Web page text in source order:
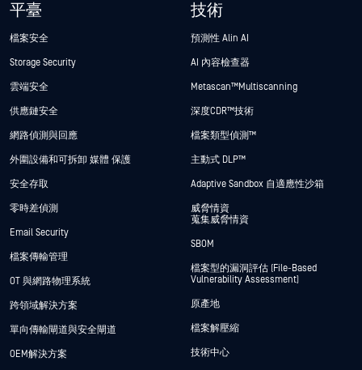
平臺
檔案安全
Storage Security
雲端安全
供應鏈安全
網路偵測與回應
外圍設備和可拆卸 媒體 保護
安全存取
零時差偵測
Email Security
檔案傳輸管理
OT 與網路物理系統
跨領域解決方案
單向傳輸閘道與安全閘道
OEM解決方案
技術
預測性 Alin AI
AI 內容檢查器
Metascan™ Multiscanning
深度CDR™技術
檔案類型偵測™
主動式 DLP™
Adaptive Sandbox 自適應性沙箱
威脅情資
蒐集威脅情資
SBOM
檔案型的漏洞評估 (File-Based
Vulnerability Assessment)
原產地
檔案解壓縮
技術中心